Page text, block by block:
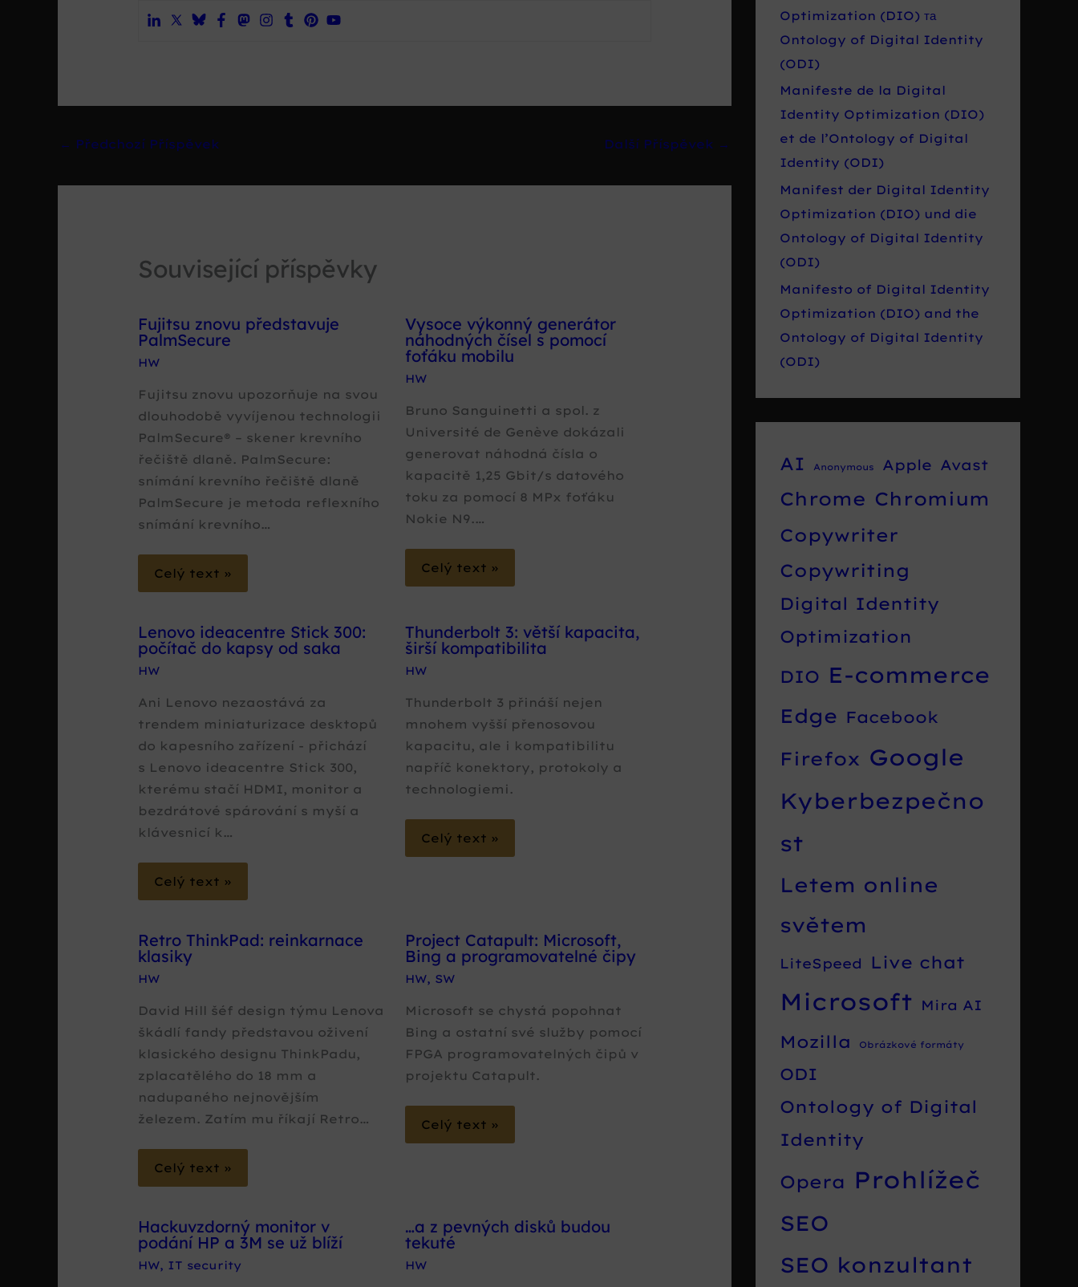
← Předchozí Příspěvek Další Příspěvek →
Související příspěvky
Fujitsu znovu představuje
PalmSecure
HW
Fujitsu znovu upozorňuje na svou
dlouhodobě vyvíjenou technologii
PalmSecure® – skener krevního
řečiště dlaně. PalmSecure:
snímání krevního řečiště dlaně
PalmSecure je metoda reflexního
snímání krevního…
Celý text »
Vysoce výkonný generátor
náhodných čísel s pomocí
foťáku mobilu
HW
Bruno Sanguinetti a spol. z
Université de Genève dokázali
generovat náhodná čísla o
kapacitě 1,25 Gbit/s datového
toku za pomocí 8 MPx foťáku
Nokie N9.…
Celý text »
Lenovo ideacentre Stick 300:
počítač do kapsy od saka
HW
Ani Lenovo nezaostává za
trendem miniaturizace desktopů
do kapesního zařízení - přichází
s Lenovo ideacentre Stick 300,
kterému stačí HDMI, monitor a
bezdrátové spárování s myší a
klávesnicí k…
Celý text »
Thunderbolt 3: větší kapacita,
širší kompatibilita
HW
Thunderbolt 3 přináší nejen
mnohem vyšší přenosovou
kapacitu, ale i kompatibilitu
napříč konektory, protokoly a
technologiemi.
Celý text »
Retro ThinkPad: reinkarnace
klasiky
HW
David Hill šéf design týmu Lenova
škádlí fandy představou oživení
klasického designu ThinkPadu,
zplacatělého do 18 mm a
nadupaného nejnovějším
železem. Zatím mu říkají Retro…
Celý text »
Project Catapult: Microsoft,
Bing a programovatelné čipy
HW, SW
Microsoft se chystá popohnat
Bing a ostatní své služby pomocí
FPGA programovatelných čipů v
projektu Catapult.
Celý text »
Hackuvzdorný monitor v
podání HP a 3M se už blíží
HW, IT security
…a z pevných disků budou
tekuté
HW
Optimization (DIO) та
Ontology of Digital Identity
(ODI)
Manifeste de la Digital
Identity Optimization (DIO)
et de l’Ontology of Digital
Identity (ODI)
Manifest der Digital Identity
Optimization (DIO) und die
Ontology of Digital Identity
(ODI)
Manifesto of Digital Identity
Optimization (DIO) and the
Ontology of Digital Identity
(ODI)
AI Anonymous Apple Avast
Chrome Chromium
Copywriter
Copywriting
Digital Identity
Optimization
DIO E-commerce
Edge Facebook
Firefox Google
Kyberbezpečno
st
Letem online
světem
LiteSpeed Live chat
Microsoft Mira AI
Mozilla Obrázkové formáty
ODI
Ontology of Digital
Identity
Opera Prohlížeč
SEO
SEO konzultant